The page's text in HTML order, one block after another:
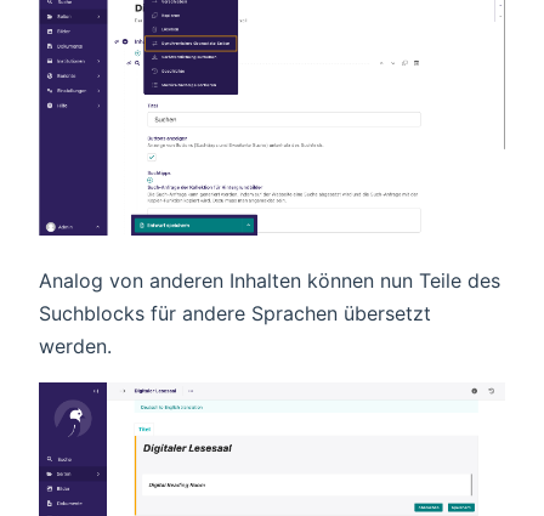
Analog von anderen Inhalten können nun Teile des
Suchblocks für andere Sprachen übersetzt
werden.